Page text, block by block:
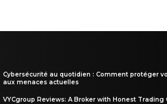
Cybersécurité au quotidien : Comment protéger
aux menaces actuelles
VYCgroup Reviews: A Broker with Honest Trading